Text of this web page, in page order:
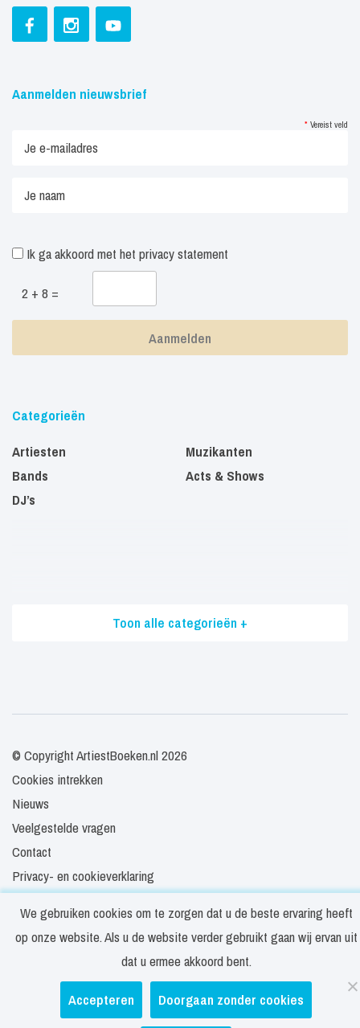
Aanmelden nieuwsbrief
* Vereist veld
Ik ga akkoord met het privacy statement
2 + 8 =
Categorieën
Artiesten
Bands
DJ’s
Muzikanten
Acts & Shows
Toon alle categorieën +
© Copyright ArtiestBoeken.nl 2026
Cookies intrekken
Nieuws
Veelgestelde vragen
Contact
Privacy- en cookieverklaring
Algemene voorwaarden
We gebruiken cookies om te zorgen dat u de beste ervaring heeft
op onze website. Als u de website verder gebruikt gaan wij ervan uit
dat u ermee akkoord bent.
Accepteren Doorgaan zonder cookies